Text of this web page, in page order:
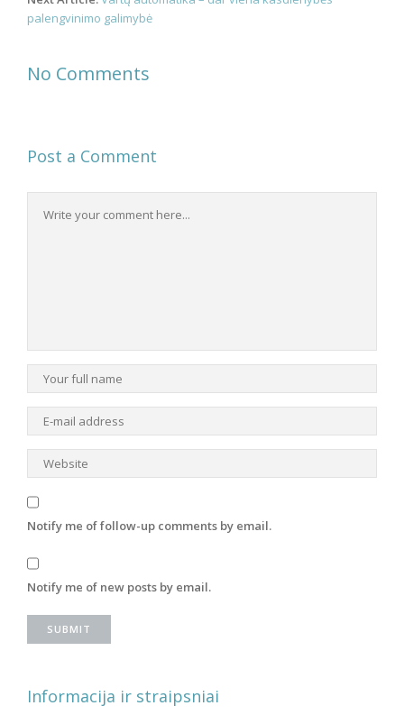
palengvinimo galimybė
No Comments
Post a Comment
Notify me of follow-up comments by email.
Notify me of new posts by email.
Informacija ir straipsniai